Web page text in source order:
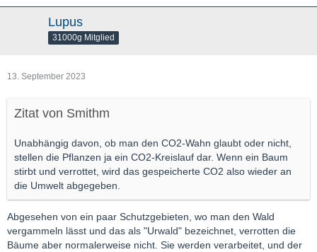
Lupus
31000g Mitglied
13. September 2023
Zitat von Smithm
Unabhängig davon, ob man den CO2-Wahn glaubt oder nicht,
stellen die Pflanzen ja ein CO2-Kreislauf dar. Wenn ein Baum
stirbt und verrottet, wird das gespeicherte CO2 also wieder an
die Umwelt abgegeben.
Abgesehen von ein paar Schutzgebieten, wo man den Wald
vergammeln lässt und das als "Urwald" bezeichnet, verrotten die
Bäume aber normalerweise nicht. Sie werden verarbeitet, und der